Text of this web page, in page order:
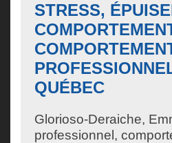
STRESS,
QUÉBEC
Glorioso-Deraiche,
professionnel,